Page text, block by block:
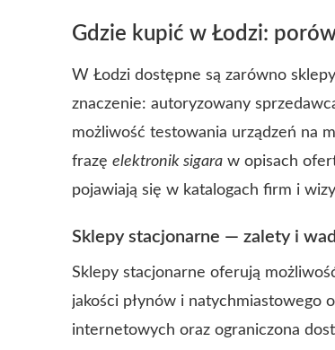
Gdzie kupić w Łodzi:
W Łodzi dostępne są zarówno
znaczenie: autoryzowany
możliwość testowania urządzeń na
frazę elektronik sigara w opisach
pojawiają się w katalogach firm i
Sklepy stacjonarne — zalety i
Sklepy stacjonarne oferują
jakości płynów i natychmiastowego
internetowych oraz ograniczona